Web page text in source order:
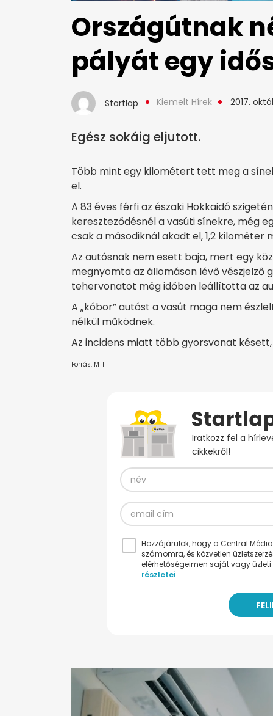
Országútnak
pályát egy
Startlap Kiemelt Hírek 2017.
Egész sokáig eljutott.
Több mint egy kilométert tett meg a
el.
A 83 éves férfi az északi Hokkaidó
kereszteződésnél a vasúti sínekre, még
csak a másodiknál akadt el, 1,2 kilométer
Az autósnak nem esett baja, mert egy
megnyomta az állomáson lévő vészjelző
tehervonatot még időben leállította az
A „kóbor” autóst a vasút maga nem
nélkül működnek.
Az incidens miatt több gyorsvonat
Forrás: MTI
Iratkozz fel a
cikkekről!
Hozzájárulok, hogy a Central
számomra, és közvetlen
elérhetőségeimen saját vagy
részletei